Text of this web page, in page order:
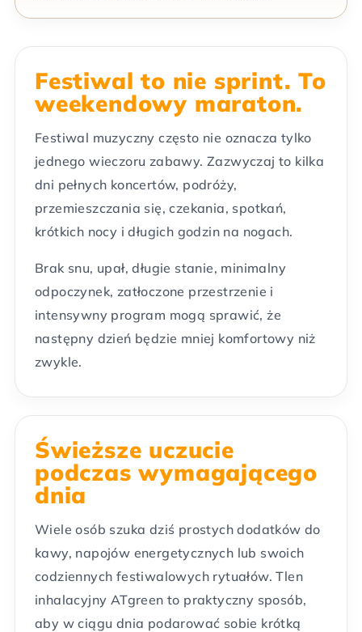
Festiwal to nie sprint. To
weekendowy maraton.
Festiwal muzyczny często nie oznacza tylko
jednego wieczoru zabawy. Zazwyczaj to kilka
dni pełnych koncertów, podróży,
przemieszczania się, czekania, spotkań,
krótkich nocy i długich godzin na nogach.
Brak snu, upał, długie stanie, minimalny
odpoczynek, zatłoczone przestrzenie i
intensywny program mogą sprawić, że
następny dzień będzie mniej komfortowy niż
zwykle.
Świeższe uczucie
podczas wymagającego
dnia
Wiele osób szuka dziś prostych dodatków do
kawy, napojów energetycznych lub swoich
codziennych festiwalowych rytuałów. Tlen
inhalacyjny ATgreen to praktyczny sposób,
aby w ciągu dnia podarować sobie krótką